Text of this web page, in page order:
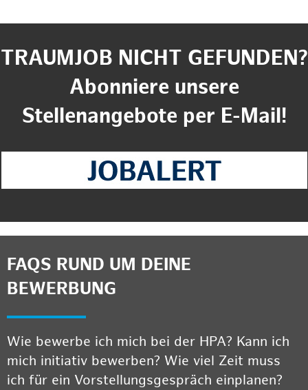
TRAUMJOB NICHT GEFUNDEN?
Abonniere unsere
Stellenangebote per E-Mail!
FAQS RUND UM DEINE
BEWERBUNG
Wie bewerbe ich mich bei der HPA? Kann ich
mich initiativ bewerben? Wie viel Zeit muss
ich für ein Vorstellungsgespräch einplanen?